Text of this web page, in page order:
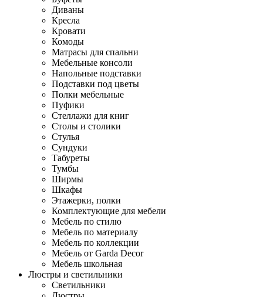
Диваны
Кресла
Кровати
Комоды
Матрасы для спальни
Мебельные консоли
Напольные подставки
Подставки под цветы
Полки мебельные
Пуфики
Стеллажи для книг
Столы и столики
Стулья
Сундуки
Табуреты
Тумбы
Ширмы
Шкафы
Этажерки, полки
Комплектующие для мебели
Мебель по стилю
Мебель по материалу
Мебель по коллекции
Мебель от Garda Decor
Мебель школьная
Люстры и светильники
Светильники